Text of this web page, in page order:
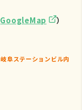
GoogleMap
）
岐阜ステーションビル内